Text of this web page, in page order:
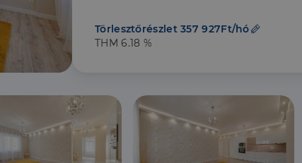
Törlesztőrészlet 357 927Ft/hó
THM 6.18 %